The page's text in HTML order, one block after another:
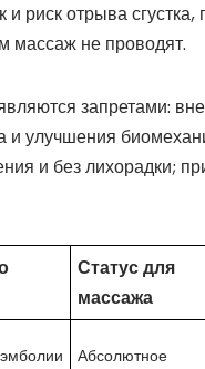
риск отрыва
массаж не проводят.
запретами:
улучшения
и без лихорадки;
Статус для
массажа
Абсолютное